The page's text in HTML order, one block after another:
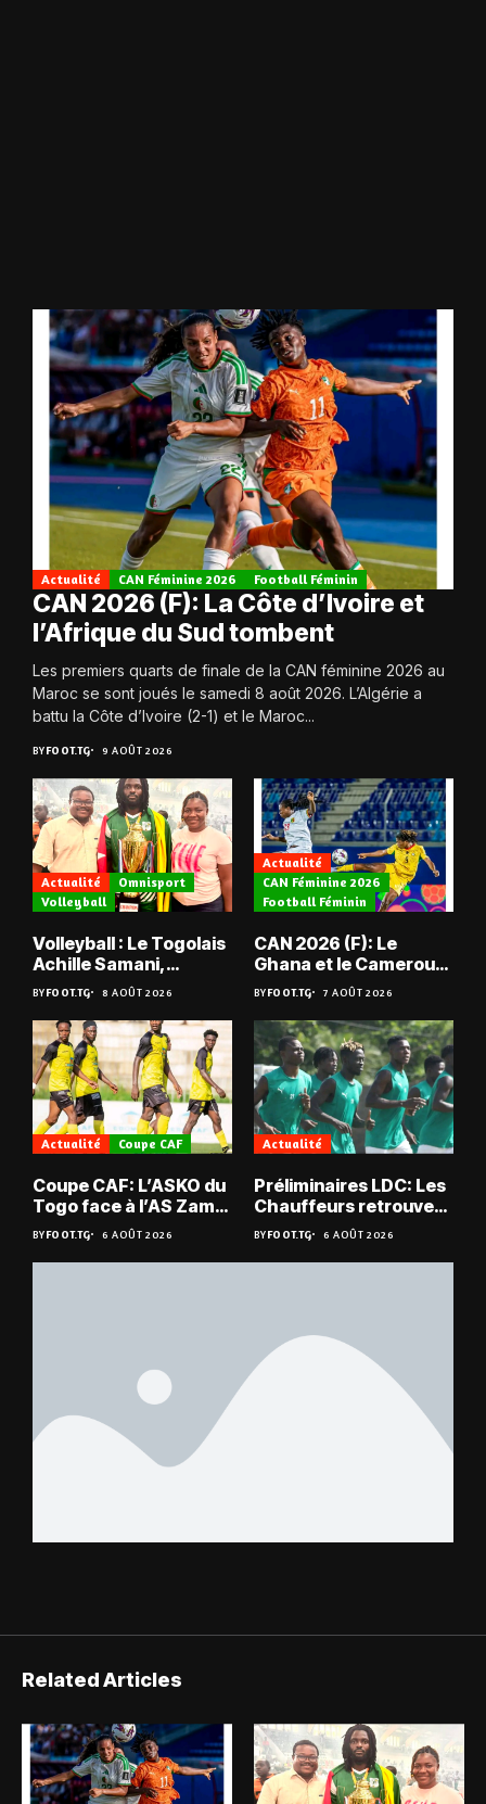
Actualité CAN Féminine 2026 Football Féminin
CAN 2026 (F): La Côte d’Ivoire et
l’Afrique du Sud tombent
Les premiers quarts de finale de la CAN féminine 2026 au
Maroc se sont joués le samedi 8 août 2026. L’Algérie a
battu la Côte d’Ivoire (2-1) et le Maroc...
BYFOOT.TG 9 AOÛT 2026
Actualité
Omnisport
Volleyball
Volleyball : Le Togolais
Achille Samani,
champion du Bénin !
BYFOOT.TG 8 AOÛT 2026
Actualité
CAN Féminine 2026
Football Féminin
CAN 2026 (F): Le
Ghana et le Cameroun
en quarts
BYFOOT.TG 7 AOÛT 2026
Actualité Coupe CAF
Coupe CAF: L’ASKO du
Togo face à l’AS Zam
du Niger
BYFOOT.TG 6 AOÛT 2026
Actualité
Préliminaires LDC: Les
Chauffeurs retrouvent
les Mimos
BYFOOT.TG 6 AOÛT 2026
Related Articles